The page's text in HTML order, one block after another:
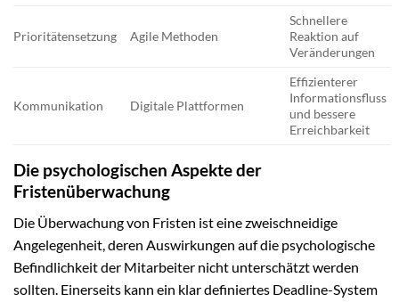
Prioritätensetzung Agile Methoden
Schnellere
Reaktion auf
Veränderungen
Kommunikation Digitale Plattformen
Effizienterer
Informationsfluss
und bessere
Erreichbarkeit
Die psychologischen Aspekte der
Fristenüberwachung
Die Überwachung von Fristen ist eine zweischneidige
Angelegenheit, deren Auswirkungen auf die psychologische
Befindlichkeit der Mitarbeiter nicht unterschätzt werden
sollten. Einerseits kann ein klar definiertes Deadline-System